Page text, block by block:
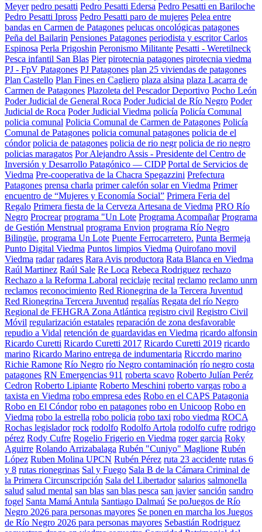
Meyer pedro pesatti Pedro Pesatti Edersa Pedro Pesatti en Bariloche
Pedro Pesatti Ipross Pedro Pesatti paro de mujeres Pelea entre
bandas en Carmen de Patagones pelucas oncológicas patagones
Peña del Bailarin Pensiones Patagones periodista y escritor Carlos
Espinosa Perla Prigoshin Peronismo Militante Pesatti - Weretilneck
Pesca infantil San Blas Pier pirotecnia patagones pirotecnia viedma
PJ - FpV Patagones PJ Patagones plan 25 viviendas de patagones
Plan Castello Plan Fines en Cagliero plaza alsina plaza Lacarra de
Carmen de Patagones Plazoleta del Pescador Deportivo Pocho León
Poder Judicial de General Roca Poder Judicial de Río Negro Poder
Judicial de Roca Poder Judicial Viedma policía Policía Comunal
policia comunal Policia Comunal de Carmen de Patagones Policía
Comunal de Patagones policia comunal patagones policia de el
cóndor policia de patagones policia de rio negr policia de rio negro
policias maragatos Por Alejandro Assis - Presidente del Centro de
Inversión y Desarrollo Patagónico — CIDP Portal de Servicios de
Viedma Pre-cooperativa de la Chacra Spegazzini Prefectura
Patagones prensa charla primer calefón solar en Viedma Primer
encuentro de “Mujeres y Economía Social” Primera Feria del
Regalo Primera fiesta de la Cerveza Artesana de Viedma PRO Río
Negro Procrear programa "Un Lote Programa Acompañar Programa
de Gestión Menstrual programa Envion programa Río Negro
Bilingüe. programa Un Lote Puente Ferrocarretero. Punta Bermeja
Punto Digital Viedma Puntos limpios Viedma Quirofano movil
Viedma radar radares Rara Avis productora Rata Blanca en Viedma
Raúl Martinez Raúl Sale Re Loca Rebeca Rodriguez rechazo
Rechazo a la Reforma Laboral reciclaje recital reclamo reclamo unrn
reclamos reconocimiento Red Rionegrina de la Tercera Juventud
Red Rionegrina Tercera Juventud regalías Regata del río Negro
Regional de FEHGRA Zona Atlántica registro civil Registro Civil
Móvil regularización estatales reparación de zona desfavorable
repudio a Vidal retención de guardavidas en Viedma ricardo alfonsin
Ricardo Curetti Ricardo Curetti 2017 Ricardo Curetti 2019 ricardo
marino Ricardo Marino entrega de indumentaria Riccrdo marino
Richie Ramone Río Negro río Negro contaminación río negro costa
patagones RN Emergencias 911 roberta scavo Roberto Julían Peréz
Cedron Roberto Lipiante Roberto Meschini roberto vargas robo a
taxista en Viedma robo empresa edes Robo en el CAPS Patagonia
Robo en El Cóndor robo en patagones robo en Unicoop Robo en
Viedma robo la estrella robo policia robo taxi robo viedma ROCA
Rochas legislador rock rodolfo Rodolfo Artola rodolfo cufre rodrigo
pérez Rody Cufre Rogelio Frigerio en Viedma roger garcia Roky
Aguirre Rolando Arrizabalaga Rubén "Cuniyo" Maglione Rubén
López Ruben Molina UPCN Rubén Pérez ruta 23 accidente rutas 6
y 8 rutas rionegrinas Sal y Fuego Sala B de la Cámara Criminal de
la Primera Circunscripción Sala del Libertador salarios salmonella
salud salud mental san blas san blas pesca san javier sanción sandro
fogel Santa Mamá Antula Santiago Dalmaú Se poJuegos de Río
Negro 2026 para personas mayores Se ponen en marcha los Juegos
de Río Negro 2026 para personas mayores Sebastián Rodriguez